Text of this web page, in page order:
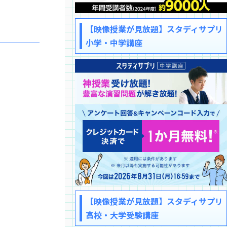
【映像授業が見放題】スタディサプリ
小学・中学講座
【映像授業が見放題】スタディサプリ
高校・大学受験講座